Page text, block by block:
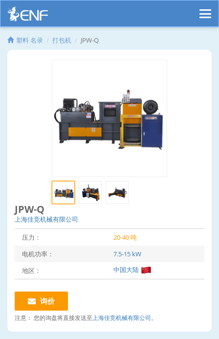
塑料 名录 打包机 JPW-Q
JPW-Q
上海佳竞机械有限公司
压力：
20-40 吨
电机功率：
7.5-15 kW
地区：
中国大陆
询价
注意： 您的询盘将直接发送至上海佳竞机械有限公司。